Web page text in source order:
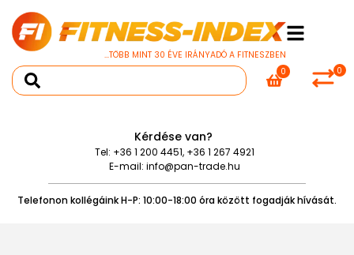
...TÖBB MINT 30 ÉVE IRÁNYADÓ A FITNESZBEN
0
0
Kérdése van?
Tel: +36 1 200 4451, +36 1 267 4921
E-mail: info@pan-trade.hu
Telefonon kollégáink H-P: 10:00-18:00 óra között fogadják hívását.